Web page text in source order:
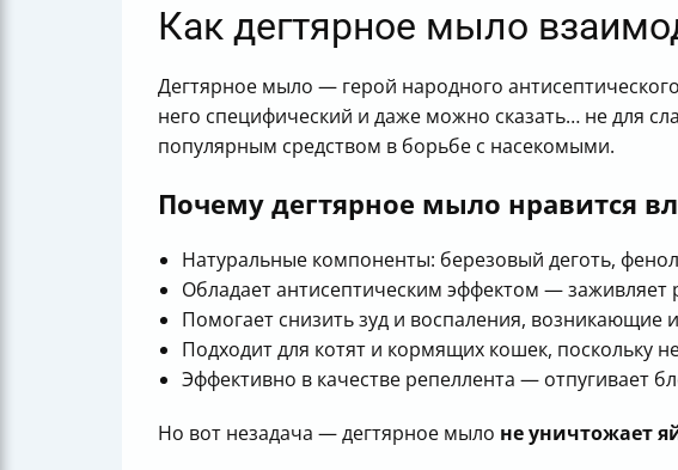
Как дегтярное мыло
Дегтярное мыло — герой народного
него специфический и даже можно сказать… не для
популярным средством в борьбе с насекомыми.
Почему дегтярное мыло нравится
Натуральные компоненты: березовый деготь,
Обладает антисептическим эффектом — заживляет
Помогает снизить зуд и воспаления, возникающие
Подходит для котят и кормящих кошек, поскольку
Эффективно в качестве репеллента — отпугивает
Но вот незадача — дегтярное мыло не уничтожает